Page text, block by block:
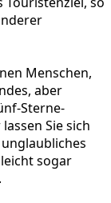
Menschen,
aber
Sterne-
Sie sich
sogar